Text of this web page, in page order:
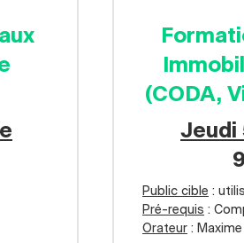
(CODA,
Jeudi
Public cible :
Pré-requis :
Orateur :